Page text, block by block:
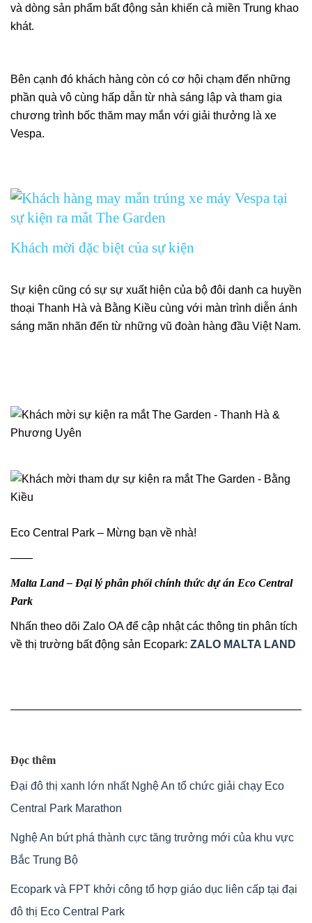
và dòng sản phẩm bất động sản khiến cả miền Trung khao
khát.
Bên cạnh đó khách hàng còn có cơ hội chạm đến những
phần quà vô cùng hấp dẫn từ nhà sáng lập và tham gia
chương trình bốc thăm may mắn với giải thưởng là xe
Vespa.
Khách mời đặc biệt của sự kiện
Sự kiện cũng có sự sự xuất hiện của bộ đôi danh ca huyền
thoại Thanh Hà và Bằng Kiều cùng với màn trình diễn ánh
sáng mãn nhãn đến từ những vũ đoàn hàng đầu Việt Nam.
Eco Central Park – Mừng bạn về nhà!
——
Malta Land – Đại lý phân phối chính thức dự án Eco Central
Park
Nhấn theo dõi Zalo OA để cập nhật các thông tin phân tích
về thị trường bất động sản Ecopark: ZALO MALTA LAND
Đọc thêm
Đại đô thị xanh lớn nhất Nghệ An tổ chức giải chạy Eco
Central Park Marathon
Nghệ An bứt phá thành cực tăng trưởng mới của khu vực
Bắc Trung Bộ
Ecopark và FPT khởi công tổ hợp giáo dục liên cấp tại đại
đô thị Eco Central Park